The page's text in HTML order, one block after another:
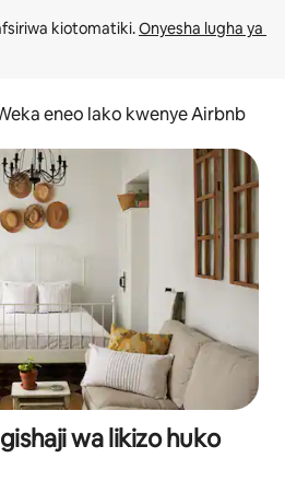
kiotomatiki. Onyesha lugha ya
eneo lako kwenye Airbnb
wa likizo huko